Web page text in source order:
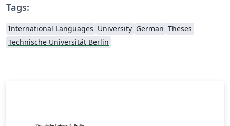
Tags:
International Languages University German Theses
Technische Universität Berlin